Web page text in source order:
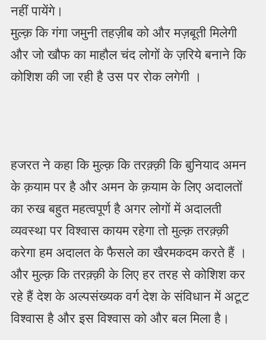
नहीं पायेंगे।
मुल्क़ कि गंगा जमुनी तहज़ीब को और मज़बूती मिलेगी
और जो खौफ का माहौल चंद लोगों के ज़रिये बनाने कि
कोशिश की जा रही है उस पर रोक लगेगी ।
हजरत ने कहा कि मुल्क़ कि तरक़्क़ी कि बुनियाद अमन
के क़याम पर है और अमन के क़याम के लिए अदालतों
का रुख बहुत महत्वपूर्ण है अगर लोगों में अदालती
व्यवस्था पर विश्वास कायम रहेगा तो मुल्क़ तरक़्क़ी
करेगा हम अदालत के फैसले का खैरमकदम करते हैं ।
और मुल्क़ कि तरक़्क़ी के लिए हर तरह से कोशिश कर
रहे हैं देश के अल्पसंख्यक वर्ग देश के संविधान में अटूट
विश्वास है और इस विश्वास को और बल मिला है।